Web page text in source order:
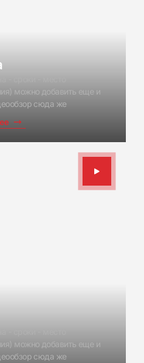
можно добавить еще и
сюда же
можно добавить еще и
сюда же